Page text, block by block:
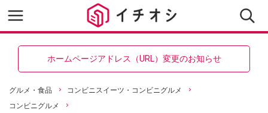
ホームページアドレス（URL）変更のお知らせ
グルメ・食品
コンビニスイーツ・コンビニグルメ
コンビニグルメ